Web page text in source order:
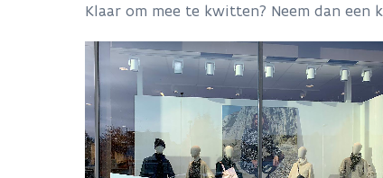
Klaar om mee te kwitten? Neem dan een